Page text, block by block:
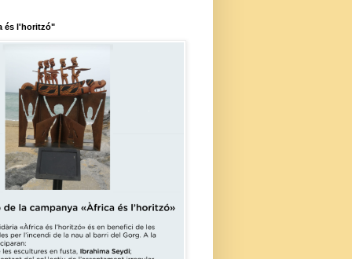
és l'horitzó"